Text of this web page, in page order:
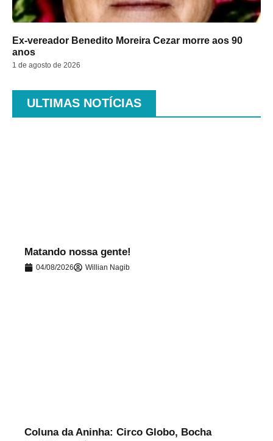
Ex-vereador Benedito Moreira Cezar morre aos 90
anos
1 de agosto de 2026
ULTIMAS NOTÍCIAS
Matando nossa gente!
04/08/2026 Willian Nagib
Coluna da Aninha: Circo Globo, Bocha